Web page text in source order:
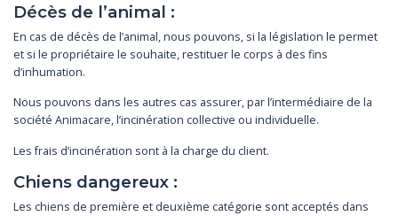
Décès de l’animal :
En cas de décès de l’animal, nous pouvons, si la législation le permet
et si le propriétaire le souhaite, restituer le corps à des fins
d’inhumation.
Nous pouvons dans les autres cas assurer, par l’intermédiaire de la
société Animacare, l’incinération collective ou individuelle.
Les frais d’incinération sont à la charge du client.
Chiens dangereux :
Les chiens de première et deuxième catégorie sont acceptés dans